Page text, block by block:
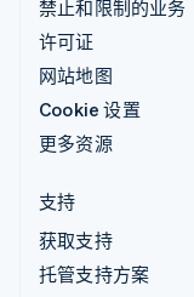
禁止和限制的业务
许可证
网站地图
Cookie 设置
更多资源
支持
获取支持
托管支持方案